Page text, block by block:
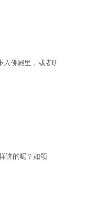
入佛殿里，或者听
讲的呢？如颂